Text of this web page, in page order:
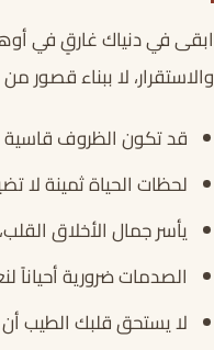
ابقى في دنياك غارقٍ في
والاستقرار، لا ببناء قصور
قد تكون الظروف قاسية
لحظات الحياة ثمينة لا
يأسر جمال الأخلاق
الصدمات ضرورية
لا يستحق قلبك الطيب أن